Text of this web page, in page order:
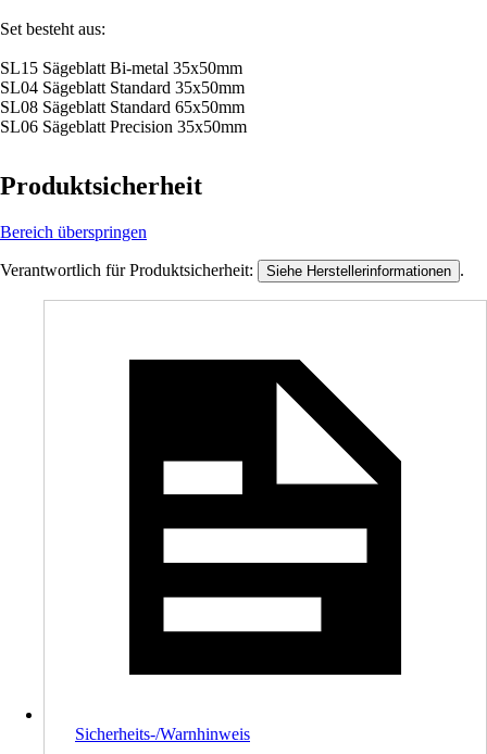
Set besteht aus:
SL15 Sägeblatt Bi-metal 35x50mm
SL04 Sägeblatt Standard 35x50mm
SL08 Sägeblatt Standard 65x50mm
SL06 Sägeblatt Precision 35x50mm
Produktsicherheit
Bereich überspringen
Verantwortlich für Produktsicherheit: Siehe Herstellerinformationen .
Sicherheits-/Warnhinweis